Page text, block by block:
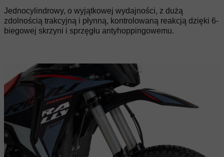
Jednocylindrowy, o wyjątkowej wydajności, z dużą
zdolnością trakcyjną i płynną, kontrolowaną reakcją dzięki 6-
biegowej skrzyni i sprzęgłu antyhoppingowemu.